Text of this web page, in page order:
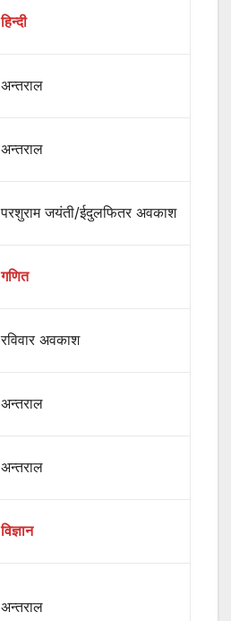
हिन्दी
अन्तराल
अन्तराल
परशुराम जयंती/ईदुलफितर अवकाश
गणित
रविवार अवकाश
अन्तराल
अन्तराल
विज्ञान
अन्तराल